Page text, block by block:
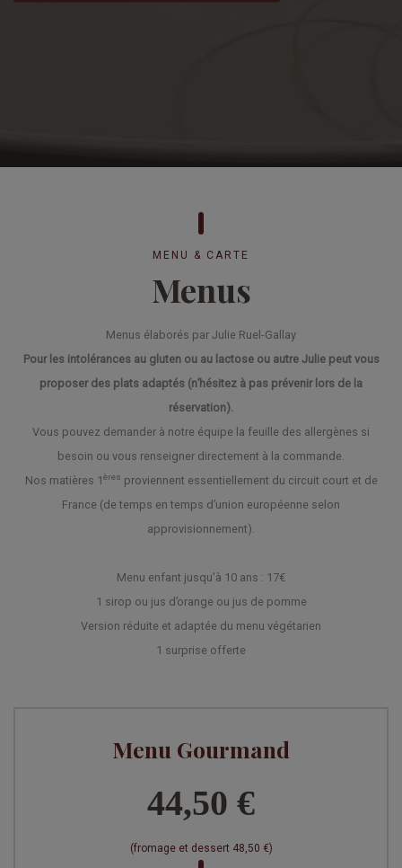
MENU & CARTE
Menus
Menus élaborés par Julie Ruel-Gallay
Pour les intolérances au gluten ou au lactose ou autre Julie peut vous
proposer des plats adaptés (n’hésitez à pas prévenir lors de la
réservation).
Vous pouvez demander à notre équipe la feuille des allergènes si
besoin ou vous renseigner directement à la commande.
Nos matières 1ères proviennent essentiellement du circuit court et de
France (de temps en temps d’union européenne selon
approvisionnement).
Menu enfant jusqu'à 10 ans : 17€
1 sirop ou jus d’orange ou jus de pomme
Version réduite et adaptée du menu végétarien
1 surprise offerte
Menu Gourmand
44,50 €
(fromage et dessert 48,50 €)